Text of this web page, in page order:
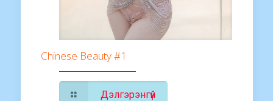
Chinese Beauty #1
Дэлгэрэнгүй